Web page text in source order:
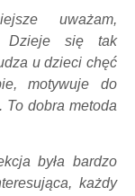
uważam,
Dzieje się tak
u dzieci chęć
motywuje do
To dobra metoda
była bardzo
każdy